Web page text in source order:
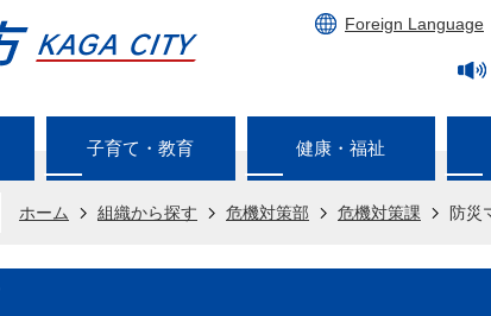
Foreign Language
子育て・教育 健康・福祉
ホーム 組織から探す 危機対策部 危機対策課 防災